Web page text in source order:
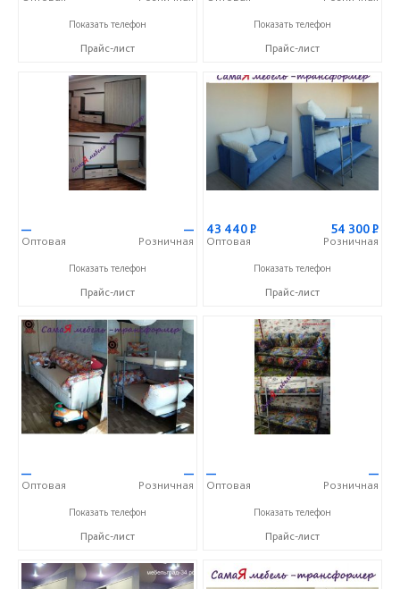
+7 (917) 338-71-75
Показать телефон
Прайс-лист
+7 (917) 338-71-75
Показать телефон
Прайс-лист
—
Оптовая
—
Розничная
+7 (917) 338-71-75
Показать телефон
Прайс-лист
43 440Р
Оптовая
54 300Р
Розничная
+7 (917) 338-71-75
Показать телефон
Прайс-лист
—
Оптовая
—
Розничная
+7 (917) 338-71-75
Показать телефон
Прайс-лист
—
Оптовая
—
Розничная
+7 (917) 338-71-75
Показать телефон
Прайс-лист